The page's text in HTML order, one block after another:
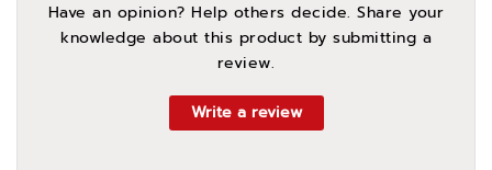
Have an opinion? Help others decide. Share your
knowledge about this product by submitting a
review.
Write a review